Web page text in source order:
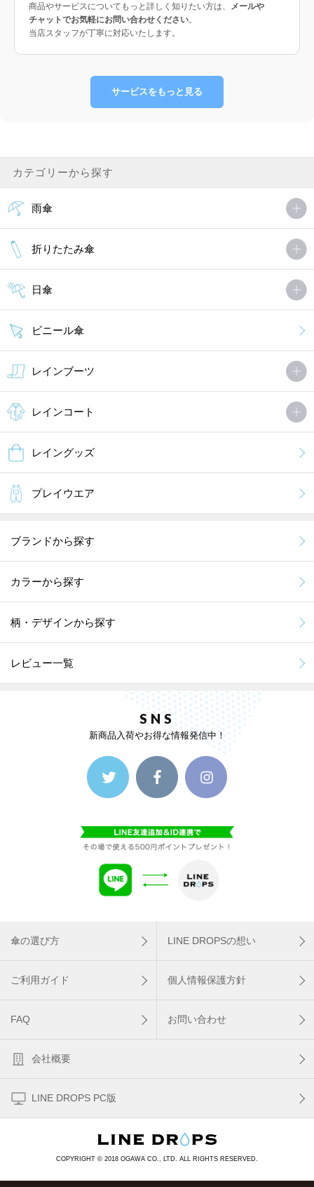
商品やサービスについてもっと詳しく知りたい方は、
メールや
チャットでお気軽にお問い合わせください。
当店スタッフが丁寧に対応いたします。
サービスをもっと見る
カテゴリーから探す
雨傘
折りたたみ傘
日傘
ビニール傘
レインブーツ
レインコート
レイングッズ
プレイウエア
ブランドから探す
カラーから探す
柄・デザインから探す
レビュー一覧
SNS
新商品入荷やお得な情報発信中！
傘の選び方 LINE DROPSの想い
ご利用ガイド 個人情報保護方針
FAQ お問い合わせ
会社概要
LINE DROPS PC版
COPYRIGHT © 2018 OGAWA CO., LTD. ALL RIGHTS RESERVED.